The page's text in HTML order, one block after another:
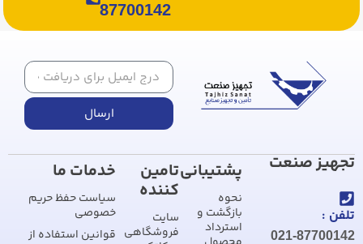
87700142
ارسال
تجهیز صنعت
تلفن :
021-87700142
پشتیبانی
نحوه
بازگشت و
استرداد
تامین
کننده
سایت
فروشگاهی
خدمات ما
سیاست حفظ حریم
خصوصی
قوانین استفاده از